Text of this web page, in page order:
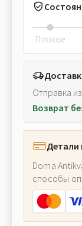
Плохое
Отправка
Возврат
Детали
Doma
способы